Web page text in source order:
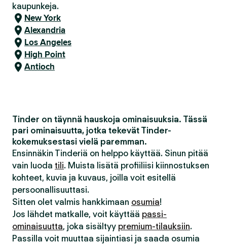
kaupunkeja.
New York
Alexandria
Los Angeles
High Point
Antioch
Tinder on täynnä hauskoja ominaisuuksia. Tässä
pari ominaisuutta, jotka tekevät Tinder-
kokemuksestasi vielä paremman.
Ensinnäkin Tinderiä on helppo käyttää. Sinun pitää
vain luoda tili. Muista lisätä profiiliisi kiinnostuksen
kohteet, kuvia ja kuvaus, joilla voit esitellä
persoonallisuuttasi.
Sitten olet valmis hankkimaan osumia!
Jos lähdet matkalle, voit käyttää passi-
ominaisuutta, joka sisältyy premium-tilauksiin.
Passilla voit muuttaa sijaintiasi ja saada osumia